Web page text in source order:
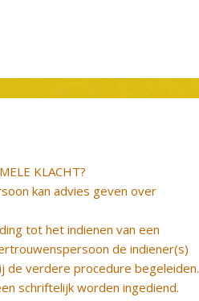
KLACHT?
kan advies geven over
tot het indienen van een
de indiener(s)
de verdere procedure begeleiden.
schriftelijk worden ingediend.